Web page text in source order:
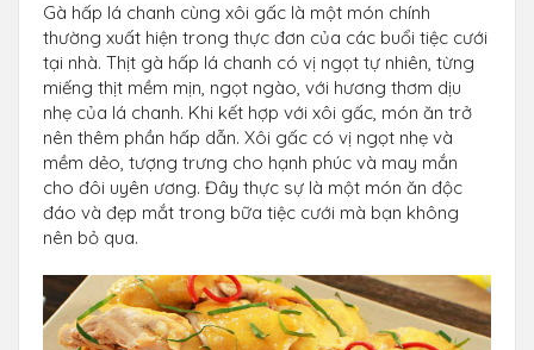
Gà hấp lá chanh cùng xôi gấc là một món chính
thường xuất hiện trong thực đơn của các buổi tiệc cưới
tại nhà. Thịt gà hấp lá chanh có vị ngọt tự nhiên, từng
miếng thịt mềm mịn, ngọt ngào, với hương thơm dịu
nhẹ của lá chanh. Khi kết hợp với xôi gấc, món ăn trở
nên thêm phần hấp dẫn. Xôi gấc có vị ngọt nhẹ và
mềm dẻo, tượng trưng cho hạnh phúc và may mắn
cho đôi uyên ương. Đây thực sự là một món ăn độc
đáo và đẹp mắt trong bữa tiệc cưới mà bạn không
nên bỏ qua.